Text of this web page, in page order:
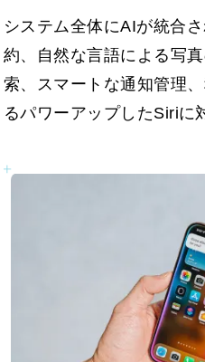
システム全体にAIが統合
約、自然な言語による写
索、スマートな通知管理
るパワーアップしたSiriに